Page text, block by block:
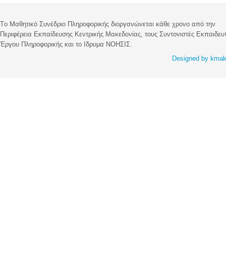
Tο Μαθητικό Συνέδριο Πληροφορικής διοργανώνεται κάθε χρονο από την
Περιφέρεια Εκπαίδευσης Κεντρικής Μακεδονίας, τους Συντονιστές
Έργου Πληροφορικής και το Ιδρυμα ΝΟΗΣΙΣ.
Designed by